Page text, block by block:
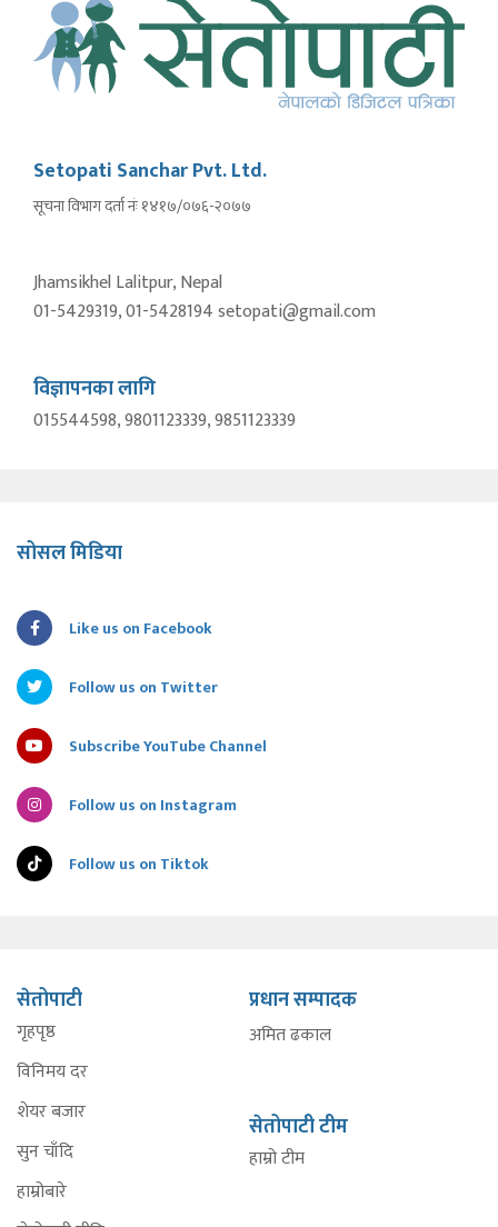
Setopati Sanchar Pvt. Ltd.
सूचना विभाग दर्ता नंः १४१७/०७६-२०७७
Jhamsikhel Lalitpur, Nepal
01-5429319, 01-5428194 setopati@gmail.com
विज्ञापनका लागि
015544598, 9801123339, 9851123339
सोसल मिडिया
Like us on Facebook
Follow us on Twitter
Subscribe YouTube Channel
Follow us on Instagram
Follow us on Tiktok
सेतोपाटी
गृहपृष्ठ
विनिमय दर
शेयर बजार
सुन चाँदि
हाम्रोबारे
प्रधान सम्पादक
अमित ढकाल
सेतोपाटी टीम
हाम्रो टीम